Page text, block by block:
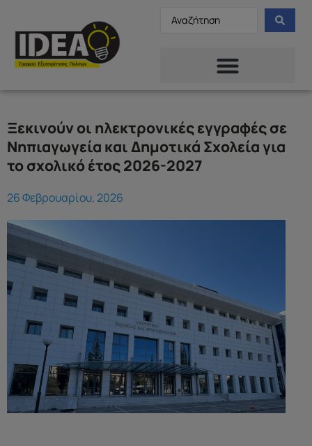
Ξεκινούν οι ηλεκτρονικές εγγραφές σε
Νηπιαγωγεία και Δημοτικά Σχολεία για
το σχολικό έτος 2026-2027
26 Φεβρουαρίου, 2026